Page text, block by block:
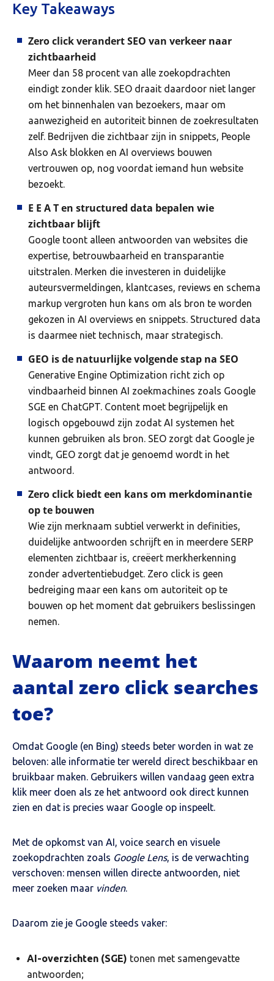
Key Takeaways
Zero click verandert SEO van verkeer naar
zichtbaarheid
Meer dan 58 procent van alle zoekopdrachten
eindigt zonder klik. SEO draait daardoor niet langer
om het binnenhalen van bezoekers, maar om
aanwezigheid en autoriteit binnen de zoekresultaten
zelf. Bedrijven die zichtbaar zijn in snippets, People
Also Ask blokken en AI overviews bouwen
vertrouwen op, nog voordat iemand hun website
bezoekt.
E E A T en structured data bepalen wie
zichtbaar blijft
Google toont alleen antwoorden van websites die
expertise, betrouwbaarheid en transparantie
uitstralen. Merken die investeren in duidelijke
auteursvermeldingen, klantcases, reviews en schema
markup vergroten hun kans om als bron te worden
gekozen in AI overviews en snippets. Structured data
is daarmee niet technisch, maar strategisch.
GEO is de natuurlijke volgende stap na SEO
Generative Engine Optimization richt zich op
vindbaarheid binnen AI zoekmachines zoals Google
SGE en ChatGPT. Content moet begrijpelijk en
logisch opgebouwd zijn zodat AI systemen het
kunnen gebruiken als bron. SEO zorgt dat Google je
vindt, GEO zorgt dat je genoemd wordt in het
antwoord.
Zero click biedt een kans om merkdominantie
op te bouwen
Wie zijn merknaam subtiel verwerkt in definities,
duidelijke antwoorden schrijft en in meerdere SERP
elementen zichtbaar is, creëert merkherkenning
zonder advertentiebudget. Zero click is geen
bedreiging maar een kans om autoriteit op te
bouwen op het moment dat gebruikers beslissingen
nemen.
Waarom neemt het
aantal zero click searches
toe?
Omdat Google (en Bing) steeds beter worden in wat ze
beloven: alle informatie ter wereld direct beschikbaar en
bruikbaar maken. Gebruikers willen vandaag geen extra
klik meer doen als ze het antwoord ook direct kunnen
zien en dat is precies waar Google op inspeelt.
Met de opkomst van AI, voice search en visuele
zoekopdrachten zoals Google Lens, is de verwachting
verschoven: mensen willen directe antwoorden, niet
meer zoeken maar vinden.
Daarom zie je Google steeds vaker:
AI-overzichten (SGE) tonen met samengevatte
antwoorden;